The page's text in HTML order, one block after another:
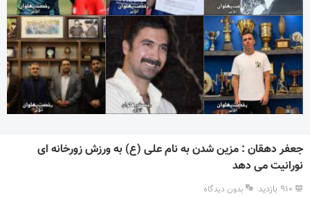
جعفر دهقان : مزین شدن به نام علی (ع) به ورزش زورخانه ای
نورانیت می دهد
۹۱۰ بازدید بدون دیدگاه